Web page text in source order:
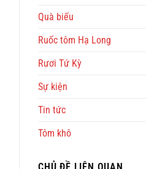
Quà biếu
Ruốc tôm Hạ Long
Rươi Tứ Kỳ
Sự kiện
Tin tức
Tôm khô
CHỦ ĐỀ LIÊN QUAN